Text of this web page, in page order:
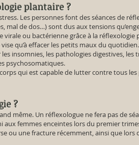
plantaire ?
Les personnes font des séances de
mal de dos…) sont dus aux tensions
virale ou bactérienne grâce à la réflexologie
qu’à effacer les petits maux du
insomnies, les pathologies digestives,
psychosomatiques.
qui est capable de lutter contre tous
?
même. Un réflexologue ne fera pas de
femmes enceintes lors du premier
ou une fracture récemment, ainsi que